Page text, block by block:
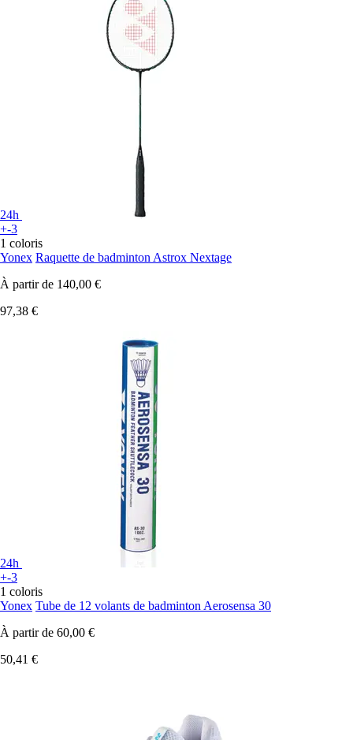
24h
+-3
1 coloris
Yonex Raquette de badminton Astrox Nextage
À partir de 140,00 €
97,38 €
24h
+-3
1 coloris
Yonex Tube de 12 volants de badminton Aerosensa 30
À partir de 60,00 €
50,41 €